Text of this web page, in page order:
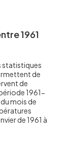
1961
statistiques
de
de
1961-
mois de
de 1961 à